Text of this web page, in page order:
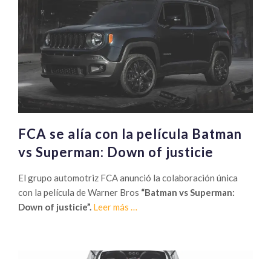
Neon
FCA se alía con la película Batman
vs Superman: Down of justicie
El grupo automotriz FCA anunció la colaboración única
con la película de Warner Bros “Batman vs Superman:
Down of justicie”. Leer más
alía
…